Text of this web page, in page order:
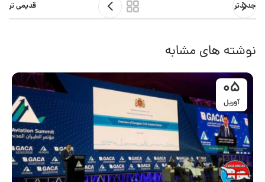
جدیدتر قدیمی تر
نوشته های مشابه
05
آوریل